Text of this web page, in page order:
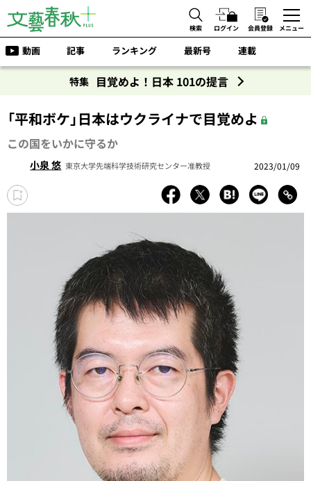
検索 ログイン 会員登録 メニュー
動画 記事 ランキング 最新号 連載
特集 目覚めよ！日本 101の提言
「平和ボケ」日本はウクライナで目覚めよ
この国をいかに守るか
小泉 悠 東京大学先端科学技術研究センター准教授 2023/01/09